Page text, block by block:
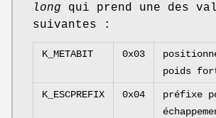
long qui prend une des
suivantes :
K_METABIT 0x03
poids
K_ESCPREFIX 0x04
préfixe